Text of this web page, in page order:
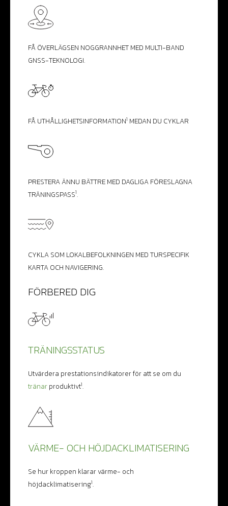
FÅ ÖVERLÄGSEN NOGGRANNHET MED MULTI-BAND
GNSS-TEKNOLOGI.
FÅ UTHÅLLIGHETS­INFORMATION1 MEDAN DU CYKLAR
PRESTERA ÄNNU BÄTTRE MED DAGLIGA FÖRESLAGNA
TRÄNINGSPASS1.
CYKLA SOM LOKALBEFOLKNINGEN MED TURSPECIFIK
KARTA OCH NAVIGERING.
FÖRBERED DIG
TRÄNINGSSTATUS
Utvärdera prestationsindikatorer för att se om du
tränar produktivt1.
VÄRME- OCH HÖJDACKLIMATISERING
Se hur kroppen klarar värme- och
höjdacklimatisering1.